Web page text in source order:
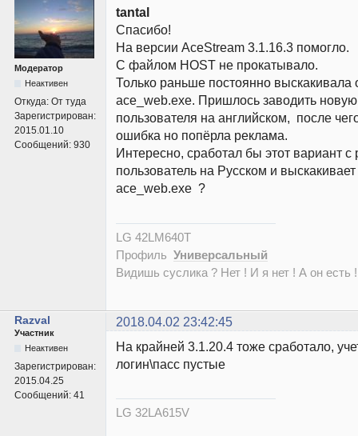
Модератор
Неактивен
Откуда: От туда
Зарегистрирован:
2015.01.10
Сообщений: 930
tantal
Спасибо!
На версии AceStream 3.1.16.3 помогло.
С файлом HOST не прокатывало.
Только раньше постоянно выскакивала
ace_web.exe. Пришлось заводить новую
пользователя на английском, после
ошибка но попёрла реклама.
Интересно, сработал бы этот вариант с
пользователь на Русском и
ace_web.exe ?
LG 42LM640T
Профиль Универсальный
Видишь суслика ? Нет ! И я нет ! А он есть
Razval 2018.04.02 23:42:45
Участник
Неактивен
Зарегистрирован:
2015.04.25
Сообщений: 41
На крайней 3.1.20.4 тоже сработало,
логин\пасс пустые
LG 32LA615V